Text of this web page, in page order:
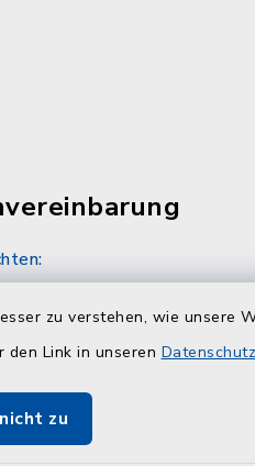
zu verstehen, wie unsere
Link in unseren
zu
Vereinbarung
5979-11 oder -12